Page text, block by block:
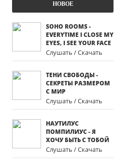
НОВОЕ
SOHO ROOMS -
EVERYTIME I CLOSE MY
EYES, I SEE YOUR FACE
Слушать / Скачать
ТЕНИ СВОБОДЫ -
СЕКРЕТЫ РАЗМЕРОМ
С МИР
Слушать / Скачать
НАУТИЛУС
ПОМПИЛИУС - Я
ХОЧУ БЫТЬ С ТОБОЙ
Слушать / Скачать